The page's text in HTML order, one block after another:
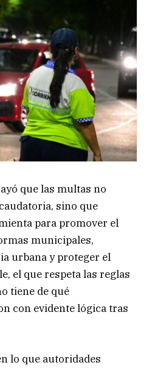
que las multas no
sino que
para promover el
municipales,
urbana y proteger el
el que respeta las reglas
tiene de qué
con evidente lógica tras
lo que autoridades